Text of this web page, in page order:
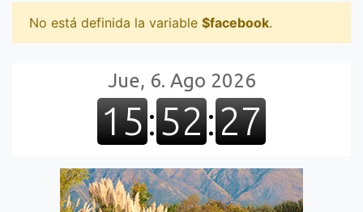
No está definida la variable $facebook.